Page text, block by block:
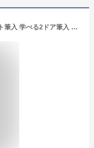
クツワ(Kutsuwa) ペンケース筆箱 マグネット筆入 学べる2ドア筆入 海洋生物